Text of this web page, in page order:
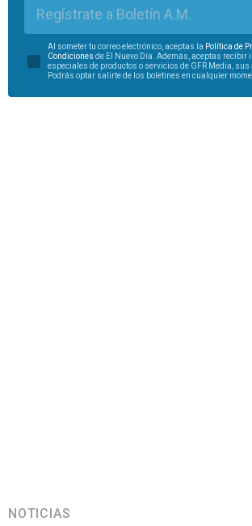
Regístrate a Boletín A.M.
Al someter tu correo electrónico, aceptas la Política de
Condiciones de El Nuevo Día. Además, aceptas recibir
especiales de productos o servicios de GFR Media, sus
Podrás optar salirte de los boletines en cualquier
NOTICIAS